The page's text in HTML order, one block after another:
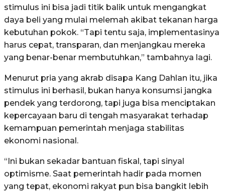
stimulus ini bisa jadi titik balik untuk mengangkat
daya beli yang mulai melemah akibat tekanan harga
kebutuhan pokok. “Tapi tentu saja, implementasinya
harus cepat, transparan, dan menjangkau mereka
yang benar-benar membutuhkan,” tambahnya lagi.
Menurut pria yang akrab disapa Kang Dahlan itu, jika
stimulus ini berhasil, bukan hanya konsumsi jangka
pendek yang terdorong, tapi juga bisa menciptakan
kepercayaan baru di tengah masyarakat terhadap
kemampuan pemerintah menjaga stabilitas
ekonomi nasional.
“Ini bukan sekadar bantuan fiskal, tapi sinyal
optimisme. Saat pemerintah hadir pada momen
yang tepat, ekonomi rakyat pun bisa bangkit lebih